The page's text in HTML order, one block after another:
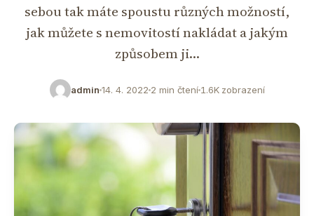
sebou tak máte spoustu různých možností,
jak můžete s nemovitostí nakládat a jakým
způsobem ji…
admin 14. 4. 2022 2 min čtení1.6K zobrazení